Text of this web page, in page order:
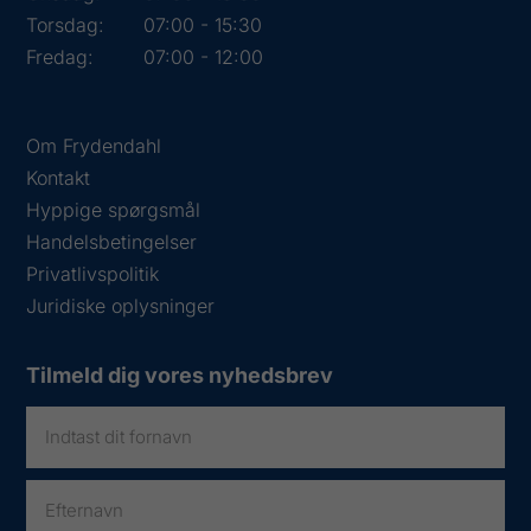
Torsdag:
07:00 - 15:30
Fredag:
07:00 - 12:00
Om Frydendahl
Kontakt
Hyppige spørgsmål
Handelsbetingelser
Privatlivspolitik
Juridiske oplysninger
Tilmeld dig vores nyhedsbrev